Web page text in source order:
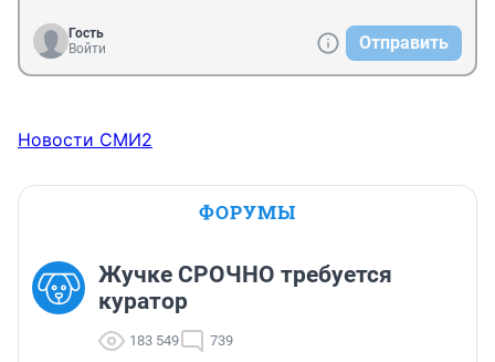
Гость
Войти
Отправить
Новости СМИ2
ФОРУМЫ
Жучке СРОЧНО требуется
куратор
183 549 739